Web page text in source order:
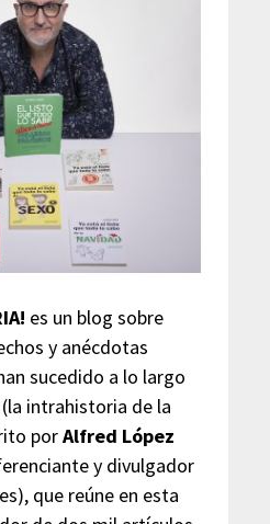
es un blog sobre
y anécdotas
sucedido a lo largo
intrahistoria de la
porAlfred López
y divulgador
que reúne en esta